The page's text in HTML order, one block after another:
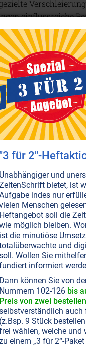
einflussreiche
POLITIK • GESELLSCHAFT
allen
wie dramatisch
hat.
GESUNDHEIT • WISSENSCHAFT
Stärke und
unser
– alles für
20 %
GESUNDHEIT • WISSENSCHAFT
vor einer
"3 für 2"-
Unabhängiger und
ZeitenSchrift bietet, ist
Aufgabe indes nur
vielen Menschen
Heftangebot soll die
wie möglich bleiben.
ist die minutiöse
totalüberwachte und
soll. Wollen Sie
fundiert informiert
Dann können Sie von
Nummern 102-126 bis
Preis von zwei
selbstverständlich auch
(z.Bsp. 9 Stück
frei wählen, welche und
zu einem „3 für 2“-